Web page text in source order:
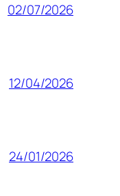
02/07/2026
12/04/2026
24/01/2026